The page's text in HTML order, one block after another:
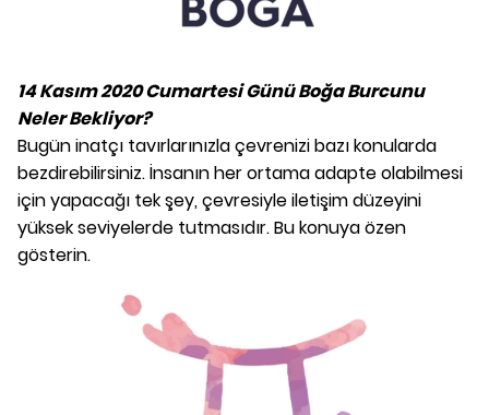
14 Kasım 2020 Cumartesi Günü Boğa Burcunu
Neler Bekliyor?
Bugün inatçı tavırlarınızla çevrenizi bazı konularda
bezdirebilirsiniz. İnsanın her ortama adapte olabilmesi
için yapacağı tek şey, çevresiyle iletişim düzeyini
yüksek seviyelerde tutmasıdır. Bu konuya özen
gösterin.